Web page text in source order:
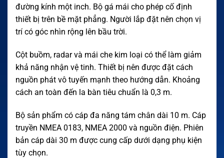
đường kính một inch. Bộ gá mái cho phép cố định
thiết bị trên bề mặt phẳng. Người lắp đặt nên chọn vị
trí có góc nhìn rộng lên bầu trời.
Cột buồm, radar và mái che kim loại có thể làm giảm
khả năng nhận vệ tinh. Thiết bị nên được đặt cách
nguồn phát vô tuyến mạnh theo hướng dẫn. Khoảng
cách an toàn đến la bàn tiêu chuẩn là 0,3 m.
Bộ sản phẩm có cáp đa năng tám chân dài 10 m. Cáp
truyền NMEA 0183, NMEA 2000 và nguồn điện. Phiên
bản cáp dài 30 m được cung cấp dưới dạng phụ kiện
tùy chọn.